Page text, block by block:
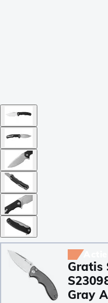
Gratis
Gray